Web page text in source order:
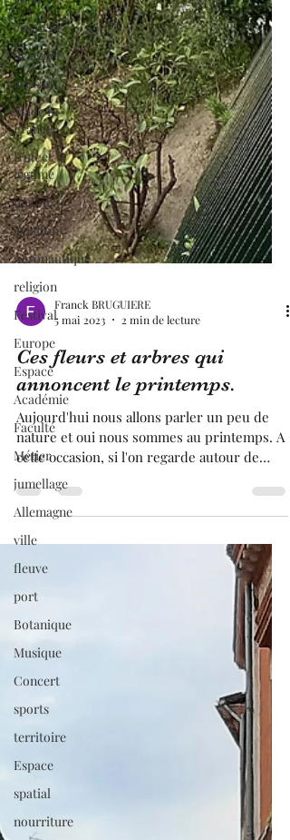
créateur
designer
artisan
Made in
France
fruit et
légume
terroir
aviation
Aéronautique
religion
Festival
Europe
Espace
Académie
Faculté
Métier
jumellage
Allemagne
ville
fleuve
port
Botanique
Musique
Concert
sports
territoire
Espace
spatial
nourriture
Franck BRUGUIERE
5 mai 2023
2 min de lecture
Ces fleurs et arbres qui
annoncent le printemps.
Aujourd'hui nous allons parler un peu de
nature et oui nous sommes au printemps. A
cette occasion, si l'on regarde autour de
nous, nous...